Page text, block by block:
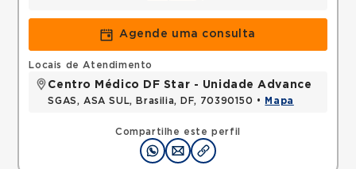
Agende uma consulta
Compartilhe este perfil
Locais de Atendimento
Centro Médico DF Star - Unidade Advance
SGAS, ASA SUL, Brasilia, DF, 70390150 • Mapa